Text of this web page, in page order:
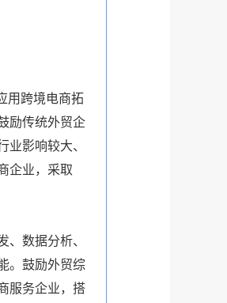
用跨境电商拓
励传统外贸企
业影响较大、
企业，采取
、数据分析、
。鼓励外贸综
服务企业，搭